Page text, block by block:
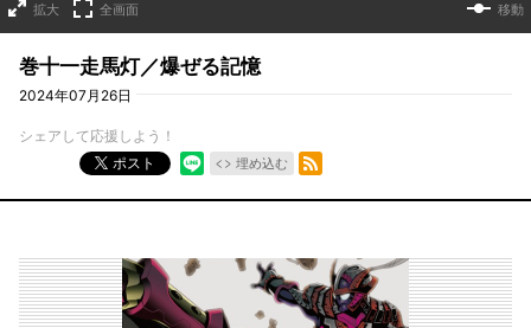
拡大 全画面 移動
巻十一走馬灯／爆ぜる記憶
2024年07月26日
シェアして応援しよう！
ポスト
埋め込む
RSSフィード